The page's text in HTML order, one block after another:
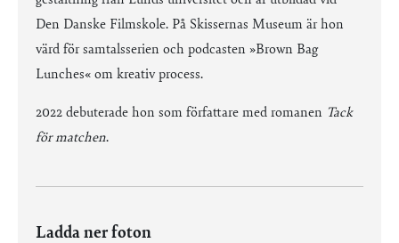
Den Danske Filmskole. På Skissernas Museum är hon
värd för samtalsserien och podcasten »Brown Bag
Lunches« om kreativ process.
2022 debuterade hon som författare med romanen Tack
för matchen.
Ladda ner foton